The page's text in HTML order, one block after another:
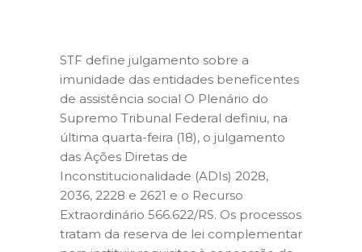
STF define julgamento sobre a
imunidade das entidades beneficentes
de assistência social O Plenário do
Supremo Tribunal Federal definiu, na
última quarta-feira (18), o julgamento
das Ações Diretas de
Inconstitucionalidade (ADIs) 2028,
2036, 2228 e 2621 e o Recurso
Extraordinário 566.622/RS. Os processos
tratam da reserva de lei complementar